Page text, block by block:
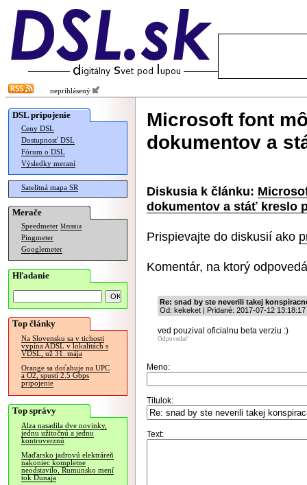
neprihlásený
DSL pripojenie
Ceny DSL
Dostupnosť DSL
Fórum o DSL
Výsledky meraní
Satelitná mapa SR
Merače
Speedmeter Merania
Pingmeter
Googlemeter
Hľadanie
Top články
Na Slovensku sa v tichosti
vypína ADSL v lokalitách s
VDSL, už 31. mája
Orange sa doťahuje na UPC
a O2, spustí 2.5 Gbps
pripojenie
Top správy
Alza nasadila dve novinky,
jednu užitočnú a jednu
kontroverznú
Maďarsko jadrovú elektráreň
nakoniec kompletne
neodstavilo, Rumunsko mení
tok Dunaja
Microsoft font
dokumentov a
Diskusia k článku:
dokumentov a stáť kreslo
Prispievajte do diskusií ako
Komentár, na ktorý
Re: snad by ste neverili takej
Od: kekeket | Pridané: 2017-07-12 13:18:17
ved pouzival oficialnu beta verziu :)
Odpovedať
Meno:
Titulok:
Text: